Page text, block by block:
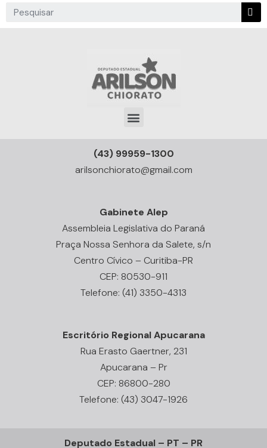
(43) 99959-1300
arilsonchiorato@gmail.com
Gabinete Alep
Assembleia Legislativa do Paraná
Praça Nossa Senhora da Salete, s/n
Centro Cívico – Curitiba-PR
CEP: 80530-911
Telefone: (41) 3350-4313
Escritório Regional Apucarana
Rua Erasto Gaertner, 231
Apucarana – Pr
CEP: 86800-280
Telefone: (43) 3047-1926
Deputado Estadual – PT – PR